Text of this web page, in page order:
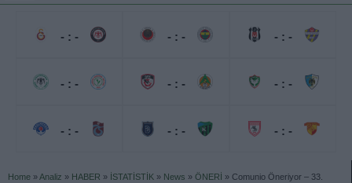
- : -
- : -
- : -
- : -
- : -
- : -
- : -
- : -
- : -
Home »Analiz » HABER » İSTATİSTİK » News » ÖNERİ » Comunio Öneriyor – 33.